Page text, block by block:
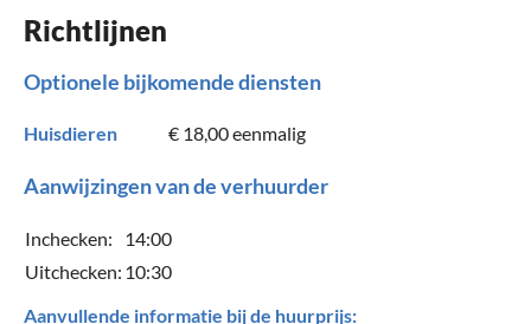
Richtlijnen
Optionele bijkomende diensten
Huisdieren € 18,00eenmalig
Aanwijzingen van de verhuurder
Inchecken:
14:00
Uitchecken: 10:30
Aanvullende informatie bij de huurprijs: